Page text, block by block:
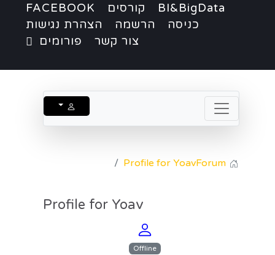
BI&BigData קורסים
FACEBOOK
כניסה
הרשמה
הצהרת נגישות
צור קשר
פורומים
Forum
Profile for Yoav
Profile for Yoav
Offline